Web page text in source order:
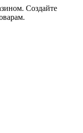
Создайте